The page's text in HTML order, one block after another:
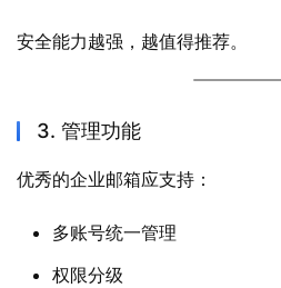
安全能力越强，越值得推荐。
3. 管理功能
优秀的企业邮箱应支持：
多账号统一管理
权限分级